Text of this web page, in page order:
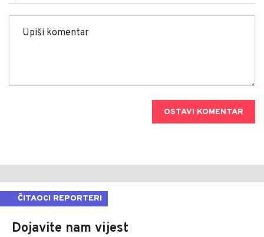
OSTAVI KOMENTAR
ČITAOCI REPORTERI
Dojavite nam vijest